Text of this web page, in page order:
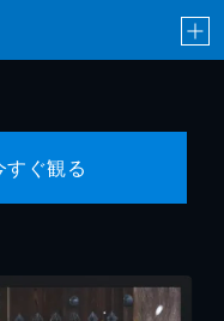
ぐ観る